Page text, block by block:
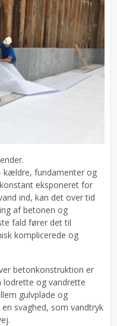
fundamenter og
eksponeret for
ind, kan det over tid
af betonen og
fald fører det til
komplicerede og
betonkonstruktion er
og vandrette
gulvplade og
svaghed, som vandtryk